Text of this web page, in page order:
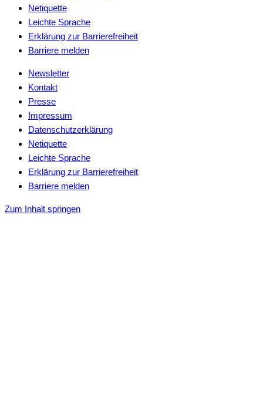
Netiquette
Leichte Sprache
Erklärung zur Barrierefreiheit
Barriere melden
Newsletter
Kontakt
Presse
Impressum
Datenschutzerklärung
Netiquette
Leichte Sprache
Erklärung zur Barrierefreiheit
Barriere melden
Zum Inhalt springen